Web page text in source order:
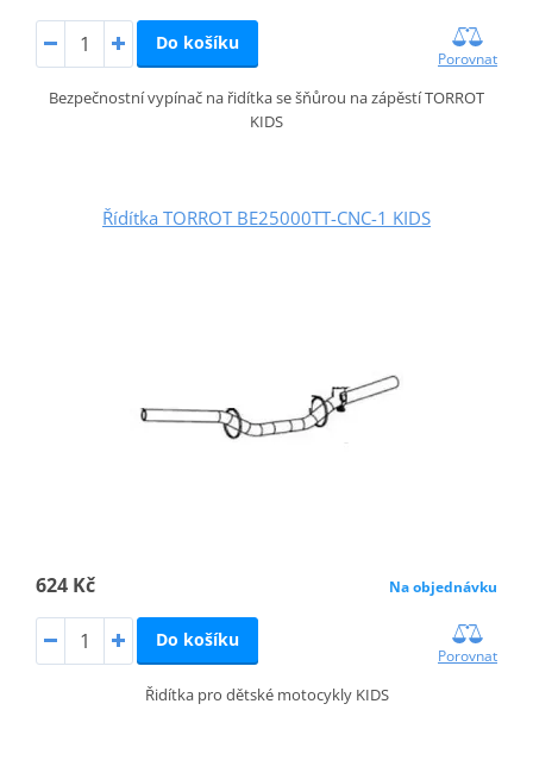
Do košíku
Porovnat
Bezpečnostní vypínač na řidítka se šňůrou na zápěstí TORROT
KIDS
Řídítka TORROT BE25000TT-CNC-1 KIDS
624 Kč Na objednávku
Do košíku
Porovnat
Řidítka pro dětské motocykly KIDS